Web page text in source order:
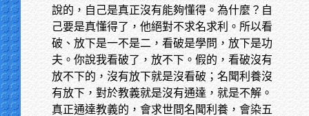
說的，自己是真正沒有能夠懂得。為什麼？自
己要是真懂得了，他絕對不求名求利。所以看
破、放下是一不是二，看破是學問，放下是功
夫。你說我看破了，放不下。假的，看破沒有
放不下的，沒有放下就是沒看破；名聞利養沒
有放下，對於教義就是沒有通達，就是不解。
真正通達教義的，會求世間名聞利養，會染五